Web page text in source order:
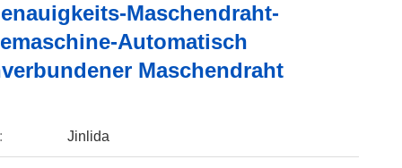
Maschendraht-
Automatisch
Maschendraht
Jinlida